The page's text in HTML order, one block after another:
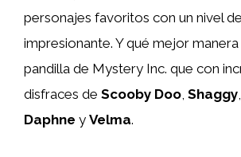
personajes favoritos con un nivel
impresionante. Y qué mejor
pandilla de Mystery Inc. que con
disfraces de Scooby Doo Shaggy
Daphne y Velma.